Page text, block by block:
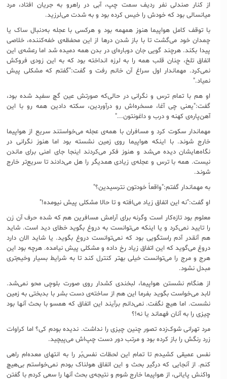
از کنار صندلی نفر ردیف سمت چپ، آبی در راهرو به جریان افتاد، مرد
میانسالی بود که خودش را خیس کرده بود و به شدت می‌لرزید.
با توقف کامل هواپیما هنوز همهمه بود و هرکسی با عجله به‌دنبال ساک یا
چمدان خود می‌گشت تا با باز شدن درها از این محفظه‌ی خفه‌کننده، خلاصی
پیدا بکند. هرچند گویی جان دوباره‌ای در بدن همه دمیده شد اما رعشه‌ی این
اتفاق تلخ، چنان قلب همه را به لرزه انداخته بود که به این زودی فروکش
نمی‌کرد. مهماندار اول سراغ آن خانم رفت و گفت:"گفتم که مشکلی پیش
نمیاد."
او هم با تمام ترس و نگرانی در حالی‌که صورتش عین گچ سفید شده بود،
گفت:"یعنی چی آغا، مسخره‌اش رو درآوردین، سکته دادین همه رو با این
آهن‌پاره‌ی کهنه و درب و داغونتون..."
مهماندار سکوت کرد و مسافران با همه‌ی عجله می‌خواستند سریع از هواپیما
خارج شوند. با اینکه هواپیما روی زمین نشسته بود اما هنوز نگرانی در
نگاه‌هایشان دیده می‌شد و هنوز فکر می‌کردند اینجا جای امنی برای ماندن
نیست. همه با ترس و عجله‌ی زیادی همدیگر را هل می‌دادند تا سریع‌تر خارج
شوند.
به مهماندار گفتم:"واقعاً خودتون نترسیدین؟"
او گفت:"نه این اتفاق زیاد می‌افته و تا حالا مشکلی پیش نیومده!"
معلوم بود تازه‌کار است وگرنه برای آرامش مسافرین هم که شده حرف آن زن
را تایید نمی‌کرد و یا اینکه می‌توانست به دروغ بگوید خطای دید است. شاید
هم آنقدر آدم راستگویی بود که نمی‌توانست دروغ بگوید. یا شاید الان دارد
دروغ می‌گوید که این اتفاق زیاد رخ داده و مشکلی پیش نیامده. هرچه بود این
هرج و مرج را می‌توانست خیلی بهتر کنترل کند تا به شرایط بسیار وخیم‌تری
مبدل نشود.
از هنگام نشستن هواپیما، لبخندی کشدار روی صورت بلوچی محو نمی‌شد.
لابد می‌خواست بگوید بفرما این هم از ساخته‌ی دست بشر با بدبختی به زمین
نشست. اما هیچ نگفت. نمی‌دانم برآیند این اتفاق که همسو با بحث آنها بود
چیزی را به آنان فهماند یا نه!؟
مرد تهرانی شوک‌زده تصور چنین چیزی را نداشت. ندیده بودم کی؟ اما کراوات
زرد رنگش را باز کرده بود و مرتب دور دست چپ‌اش می‌پیچید.
نفس عمیقی کشیدم تا تمام این لحظات نفس‌بُر را به انتهای معده‌ام راهی
کنم. از آنجایی که درگیر بحث و این اتفاق هولناک بودم نمی‌خواستم بی‌هیچ
واکنش پایانی، از هواپیما خارج شوم و نتیجه‌ی بحث‌ آنها را سعی کردم با گفتن